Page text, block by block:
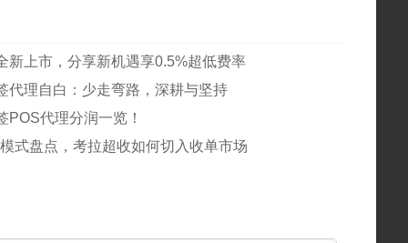
新上市，分享新机遇享0.5%超低费率
代理自白：少走弯路，深耕与坚持
POS代理分润一览！
式盘点，考拉超收如何切入收单市场